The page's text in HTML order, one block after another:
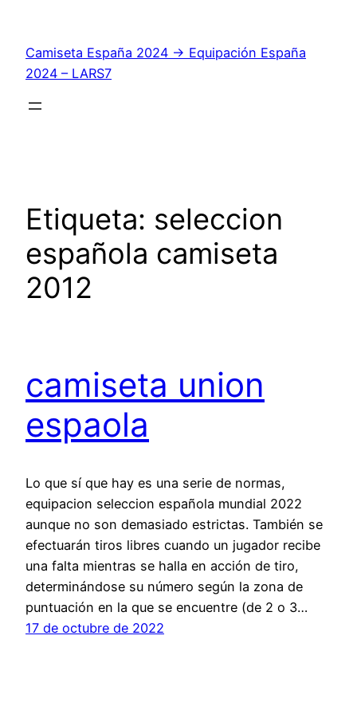
contenido
Camiseta España 2024 → Equipación España
2024 – LARS7
Etiqueta: seleccion
española camiseta
2012
camiseta union
espaola
Lo que sí que hay es una serie de normas,
equipacion seleccion española mundial 2022
aunque no son demasiado estrictas. También se
efectuarán tiros libres cuando un jugador recibe
una falta mientras se halla en acción de tiro,
determinándose su número según la zona de
puntuación en la que se encuentre (de 2 o 3…
17 de octubre de 2022